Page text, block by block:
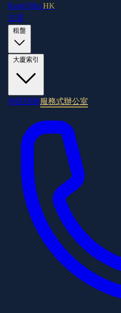
RentOfficeHK
主頁
地區指南服務式辦公室